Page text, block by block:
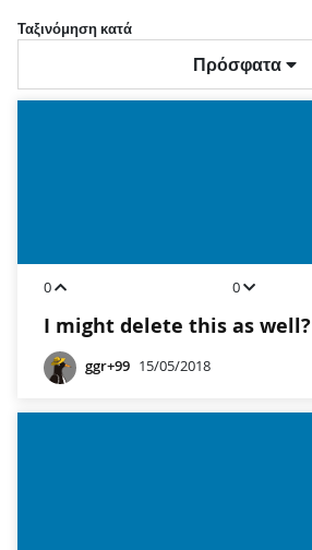
Ταξινόμηση κατά
Πρόσφατα
0 0
I might delete this as well?
ggr+99 15/05/2018